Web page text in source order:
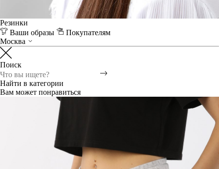
Резинки
Ваши образы
Покупателям
Москва
Поиск
Найти в категории
Вам может понравиться